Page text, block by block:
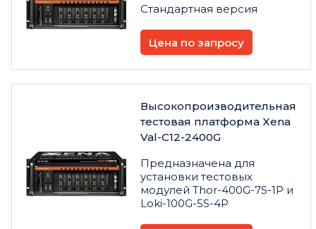
Стандартная версия
Цена по запросу
Высокопроизводительная
тестовая платформа Xena
Val-C12-2400G
Предназначена для
установки тестовых
модулей Thor-400G-7S-1P и
Loki-100G-5S-4P